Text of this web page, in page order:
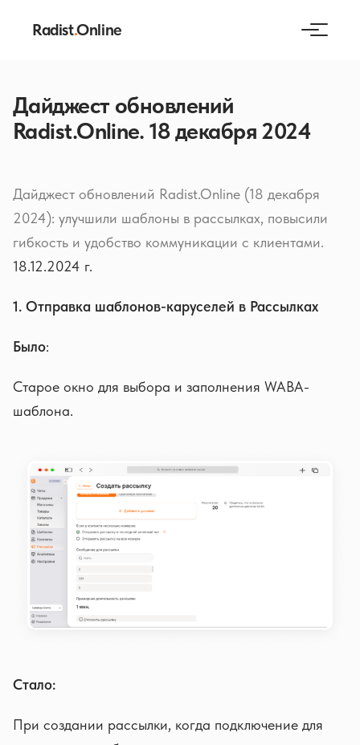
Radist.Online
Дайджест обновлений
Radist.Online. 18 декабря 2024
Дайджест обновлений Radist.Online (18 декабря
2024): улучшили шаблоны в рассылках, повысили
гибкость и удобство коммуникации с клиентами.
18.12.2024 г.
1. Отправка шаблонов-каруселей в Рассылках
Было:
Старое окно для выбора и заполнения WABA-
шаблона.
Стало:
При создании рассылки, когда подключение для